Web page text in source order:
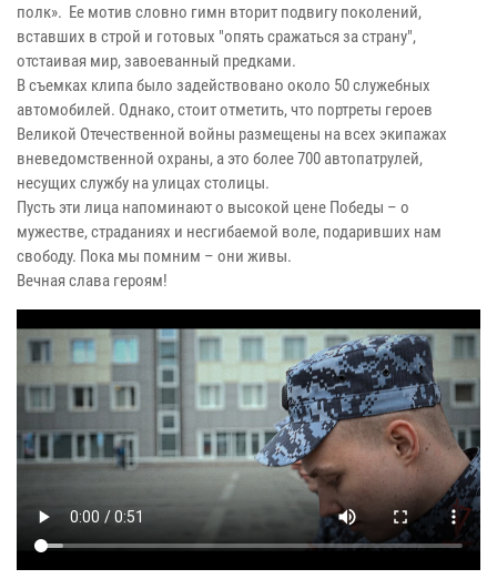
полк». Ее мотив словно гимн вторит подвигу поколений,
вставших в строй и готовых "опять сражаться за страну",
отстаивая мир, завоеванный предками.
В съемках клипа было задействовано около 50 служебных
автомобилей. Однако, стоит отметить, что портреты героев
Великой Отечественной войны размещены на всех экипажах
вневедомственной охраны, а это более 700 автопатрулей,
несущих службу на улицах столицы.
Пусть эти лица напоминают о высокой цене Победы – о
мужестве, страданиях и несгибаемой воле, подаривших нам
свободу. Пока мы помним – они живы.
Вечная слава героям!